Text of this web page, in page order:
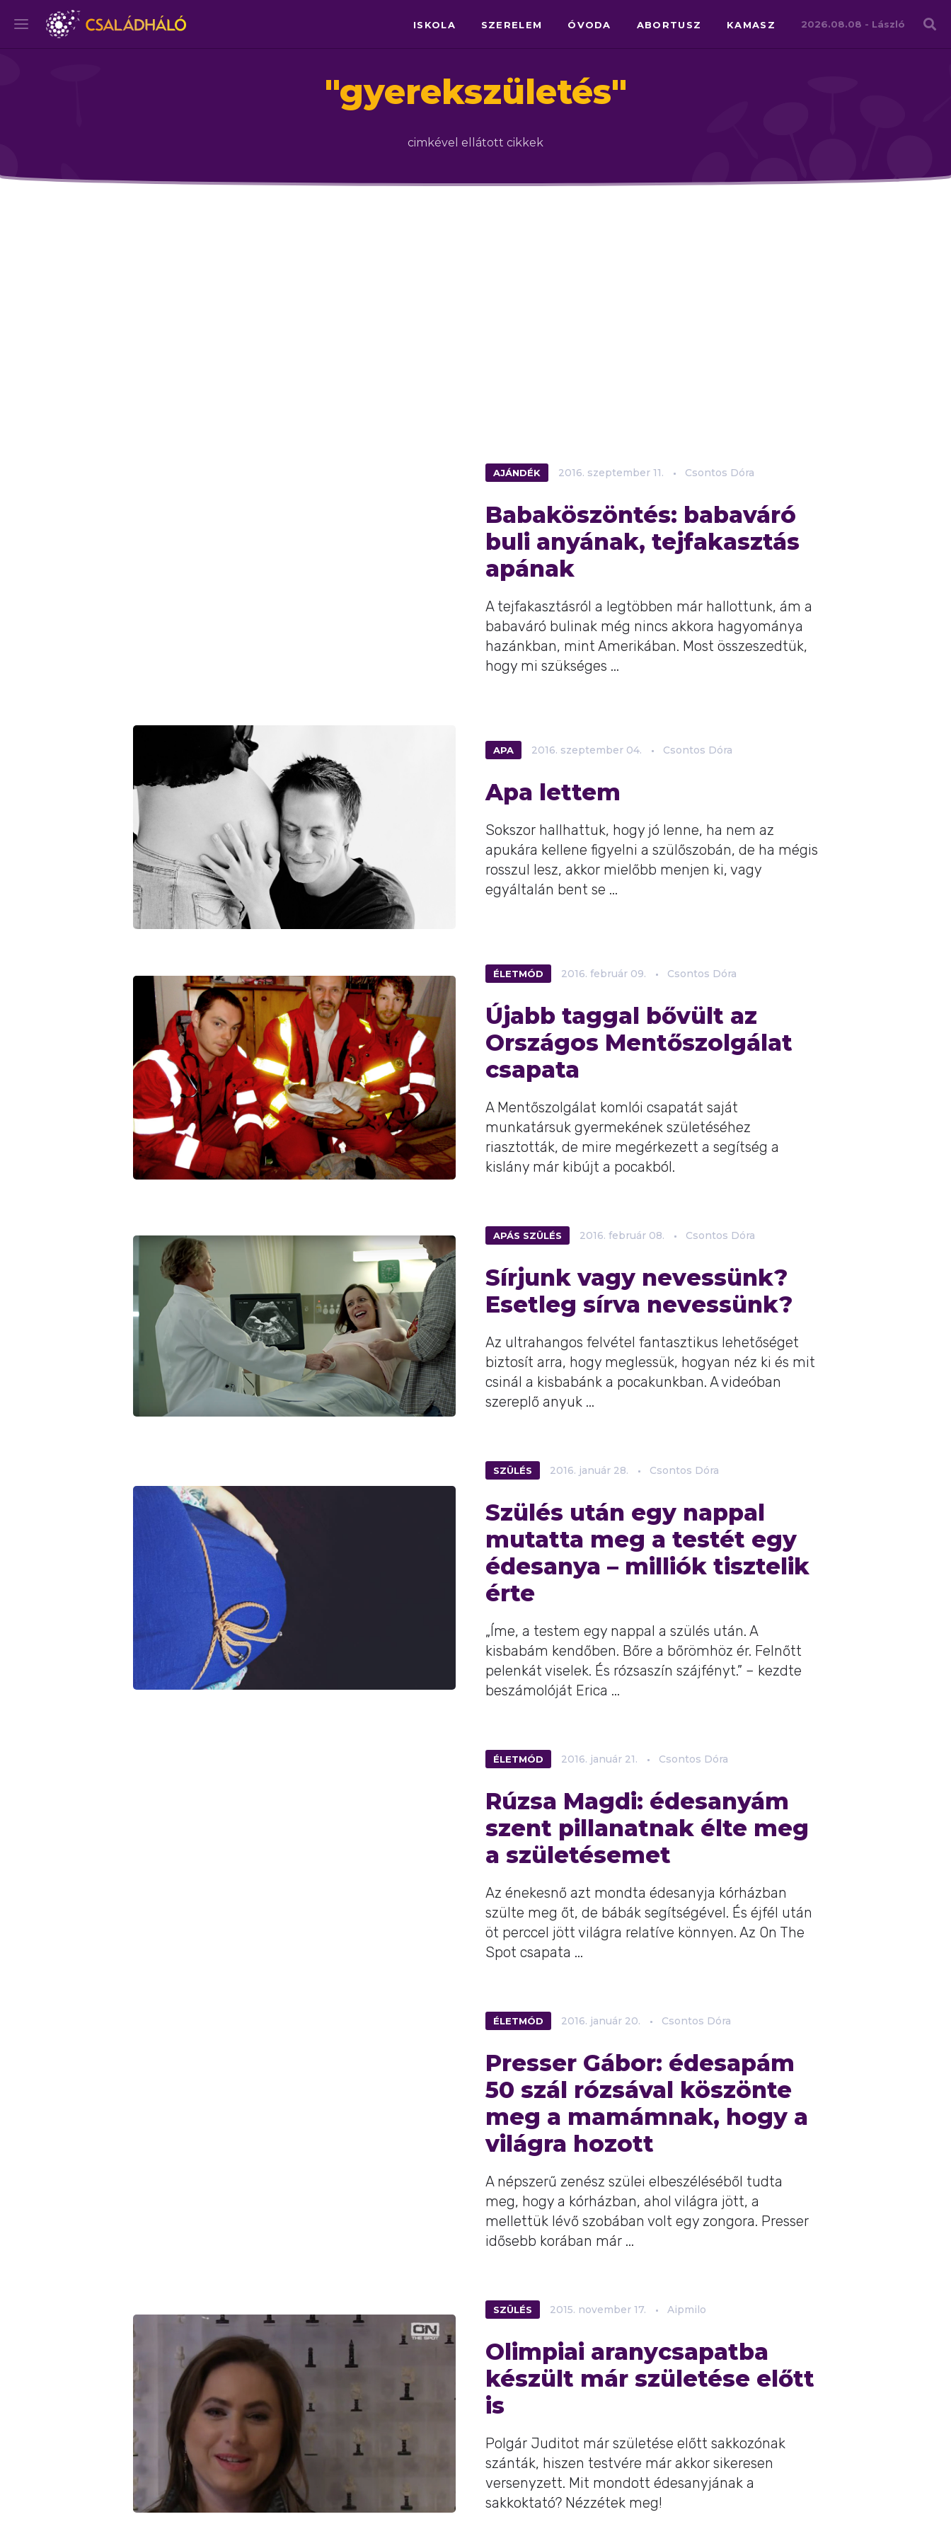
ISKOLA SZERELEM ÓVODA ABORTUSZ KAMASZ 2026.08.08 - László
"gyerekszületés"
cimkével ellátott cikkek
AJÁNDÉK 2016. szeptember 11. Csontos Dóra
Babaköszöntés: babaváró
buli anyának, tejfakasztás
apának
A tejfakasztásról a legtöbben már hallottunk, ám a
babaváró bulinak még nincs akkora hagyománya
hazánkban, mint Amerikában. Most összeszedtük,
hogy mi szükséges ...
APA 2016. szeptember 04. Csontos Dóra
Apa lettem
Sokszor hallhattuk, hogy jó lenne, ha nem az
apukára kellene figyelni a szülőszobán, de ha mégis
rosszul lesz, akkor mielőbb menjen ki, vagy
egyáltalán bent se ...
ÉLETMÓD 2016. február 09. Csontos Dóra
Újabb taggal bővült az
Országos Mentőszolgálat
csapata
A Mentőszolgálat komlói csapatát saját
munkatársuk gyermekének születéséhez
riasztották, de mire megérkezett a segítség a
kislány már kibújt a pocakból.
APÁS SZÜLÉS 2016. február 08. Csontos Dóra
Sírjunk vagy nevessünk?
Esetleg sírva nevessünk?
Az ultrahangos felvétel fantasztikus lehetőséget
biztosít arra, hogy meglessük, hogyan néz ki és mit
csinál a kisbabánk a pocakunkban. A videóban
szereplő anyuk ...
SZÜLÉS 2016. január 28. Csontos Dóra
Szülés után egy nappal
mutatta meg a testét egy
édesanya – milliók tisztelik
érte
„Íme, a testem egy nappal a szülés után. A
kisbabám kendőben. Bőre a bőrömhöz ér. Felnőtt
pelenkát viselek. És rózsaszín szájfényt.” – kezdte
beszámolóját Erica ...
ÉLETMÓD 2016. január 21. Csontos Dóra
Rúzsa Magdi: édesanyám
szent pillanatnak élte meg
a születésemet
Az énekesnő azt mondta édesanyja kórházban
szülte meg őt, de bábák segítségével. És éjfél után
öt perccel jött világra relatíve könnyen. Az On The
Spot csapata ...
ÉLETMÓD 2016. január 20. Csontos Dóra
Presser Gábor: édesapám
50 szál rózsával köszönte
meg a mamámnak, hogy a
világra hozott
A népszerű zenész szülei elbeszéléséből tudta
meg, hogy a kórházban, ahol világra jött, a
mellettük lévő szobában volt egy zongora. Presser
idősebb korában már ...
SZÜLÉS 2015. november 17. Aipmilo
Olimpiai aranycsapatba
készült már születése előtt
is
Polgár Juditot már születése előtt sakkozónak
szánták, hiszen testvére már akkor sikeresen
versenyzett. Mit mondott édesanyjának a
sakkoktató? Nézzétek meg!